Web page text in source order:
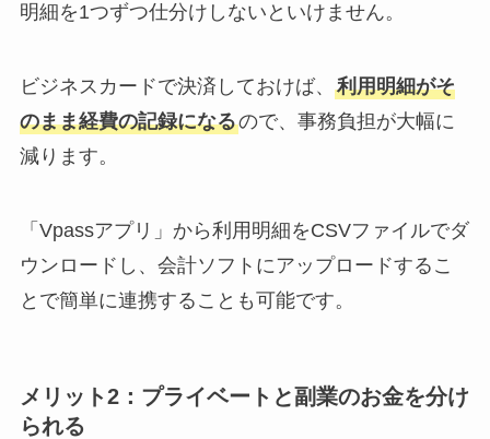
明細を1つずつ仕分けしないといけません。
ビジネスカードで決済しておけば、 利用明細がそ
のまま経費の記録になるので、事務負担が大幅に
減ります。
「Vpassアプリ」から利用明細をCSVファイルでダ
ウンロードし、会計ソフトにアップロードするこ
とで簡単に連携することも可能です。
メリット2：プライベートと副業のお金を分け
られる